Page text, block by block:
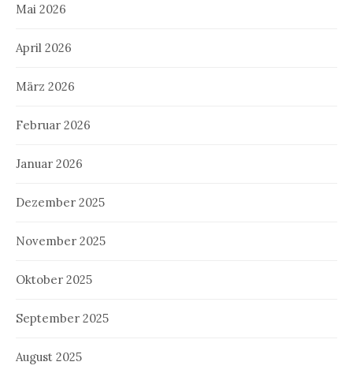
Mai 2026
April 2026
März 2026
Februar 2026
Januar 2026
Dezember 2025
November 2025
Oktober 2025
September 2025
August 2025